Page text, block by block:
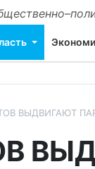
ВЫДВИГАЮТ